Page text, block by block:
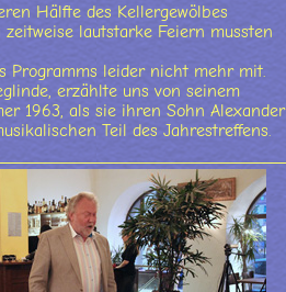
Hälfte des Kellergewölbes
lautstarke Feiern mussten
Programms leider nicht mehr mit.
erzählte uns von seinem
1963, als sie ihren Sohn Alexander
Teil des Jahrestreffens.